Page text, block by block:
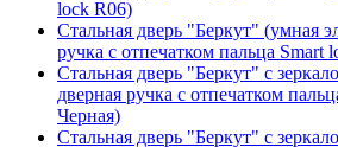
lock R06)
Стальная дверь "Беркут" (умная
ручка с отпечатком пальца Smart
Стальная дверь "Беркут" с
дверная ручка с отпечатком
Черная)
Стальная дверь "Беркут" с